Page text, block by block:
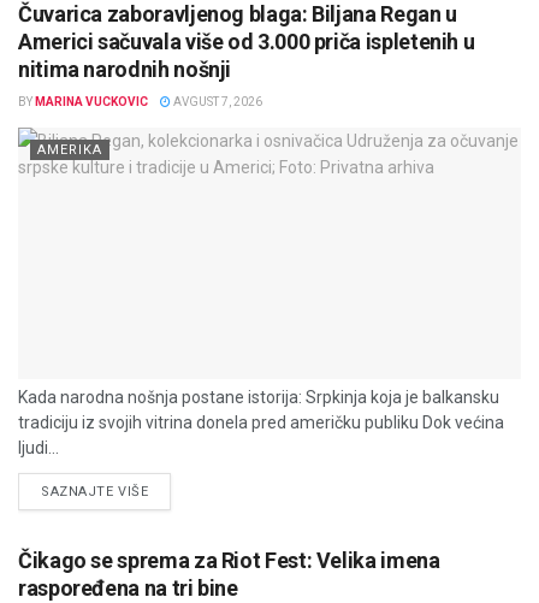
Čuvarica zaboravljenog blaga: Biljana Regan u
Americi sačuvala više od 3.000 priča ispletenih u
nitima narodnih nošnji
BY MARINA VUCKOVIC AVGUST 7, 2026
AMERIKA
Kada narodna nošnja postane istorija: Srpkinja koja je balkansku
tradiciju iz svojih vitrina donela pred američku publiku Dok većina
ljudi...
SAZNAJTE VIŠEDETAILS
Čikago se sprema za Riot Fest: Velika imena
raspoređena na tri bine